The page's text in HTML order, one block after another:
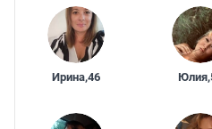
Ирина,46 Юлия,